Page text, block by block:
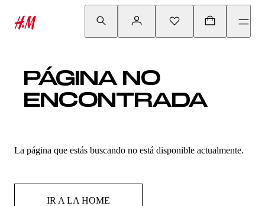
PÁGINA NO
ENCONTRADA
La página que estás buscando no está disponible actualmente.
IR A LA HOME